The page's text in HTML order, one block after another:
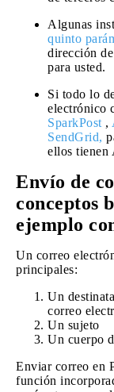
Algunas
quinto
dirección
para usted.
Si todo lo
electrónico
SparkPost ,
SendGrid,
ellos tienen
Envío de
conceptos
ejemplo
Un correo
principales:
Un
correo
Un sujeto
Un cuerpo
Enviar correo en
función